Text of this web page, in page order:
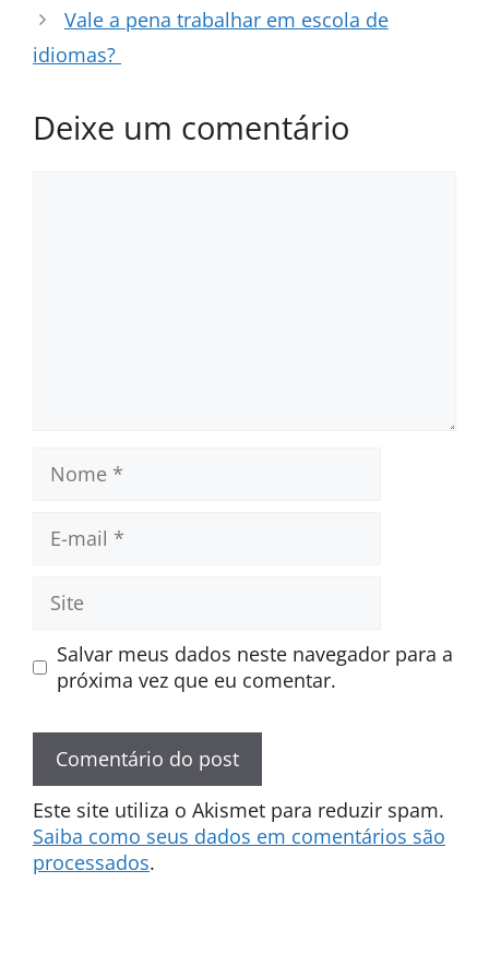
Vale a pena trabalhar em escola de
idiomas?
Deixe um comentário
mail
Site
Salvar meus dados neste navegador para a
próxima vez que eu comentar.
Este site utiliza o Akismet para reduzir spam.
Saiba como seus dados em comentários são
processados.